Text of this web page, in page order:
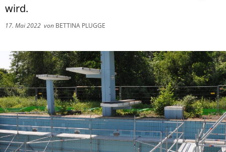
wird.
17. Mai 2022 von BETTINA PLUGGE